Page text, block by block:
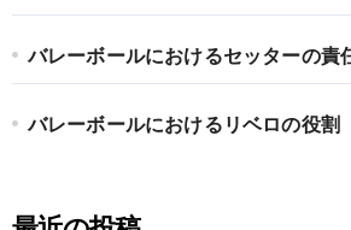
バレーボールにおけるセッターの責
バレーボールにおけるリベロの役割